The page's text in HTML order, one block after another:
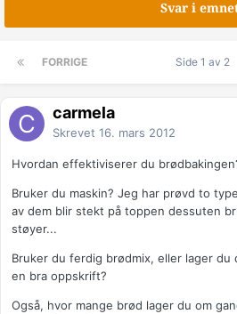
Svar i
FORRIGE Side 1 av 2
carmela
Skrevet 16. mars 2012
Hvordan effektiviserer du
Bruker du maskin? Jeg har prøvd to
av dem blir stekt på toppen dessuten
støyer...
Bruker du ferdig brødmix, eller lager du
en bra oppskrift?
Også, hvor mange brød lager du om